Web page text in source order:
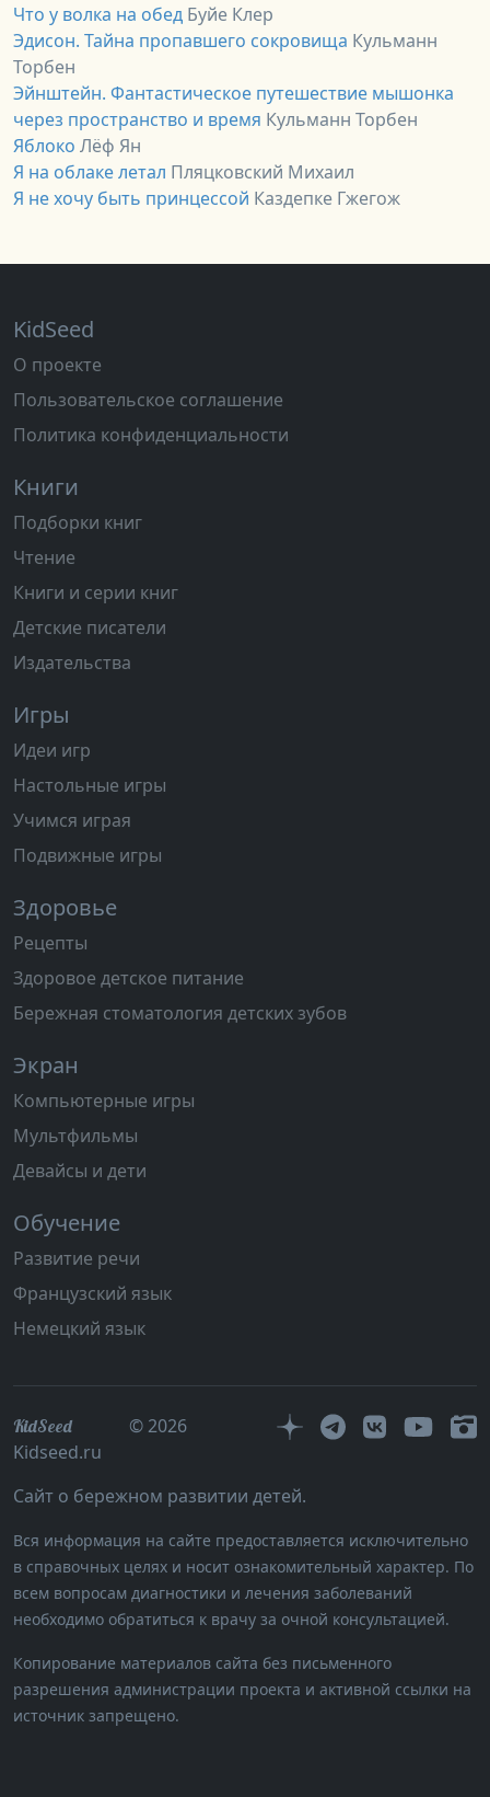
Что у волка на обед Буйе Клер
Эдисон. Тайна пропавшего сокровища Кульманн
Торбен
Эйнштейн. Фантастическое путешествие мышонка
через пространство и время Кульманн Торбен
Яблоко Лёф Ян
Я на облаке летал Пляцковский Михаил
Я не хочу быть принцессой Каздепке Гжегож
KidSeed
О проекте
Пользовательское соглашение
Политика конфиденциальности
Книги
Подборки книг
Чтение
Книги и серии книг
Детские писатели
Издательства
Игры
Идеи игр
Настольные игры
Учимся играя
Подвижные игры
Здоровье
Рецепты
Здоровое детское питание
Бережная стоматология детских зубов
Экран
Компьютерные игры
Мультфильмы
Девайсы и дети
Обучение
Развитие речи
Французский язык
Немецкий язык
KidSeed
© 2026
Kidseed.ru
Сайт о бережном развитии детей.
Вся информация на сайте предоставляется исключительно
в справочных целях и носит ознакомительный характер. По
всем вопросам диагностики и лечения заболеваний
необходимо обратиться к врачу за очной консультацией.
Копирование материалов сайта без письменного
разрешения администрации проекта и активной ссылки на
источник запрещено.